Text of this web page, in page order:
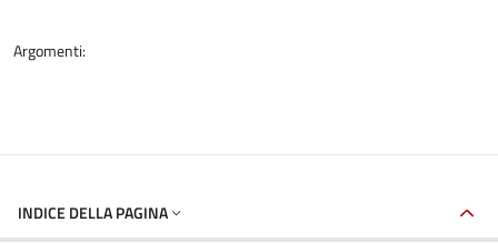
Argomenti:
INDICE DELLA PAGINA